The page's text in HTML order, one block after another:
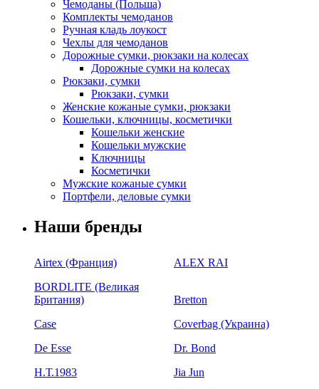
Чемоданы (Польша)
Комплекты чемоданов
Ручная кладь лоукост
Чехлы для чемоданов
Дорожные сумки, рюкзаки на колесах
Дорожные сумки на колесах
Рюкзаки, сумки
Рюкзаки, сумки
Женские кожаные сумки, рюкзаки
Кошельки, ключницы, косметички
Кошельки женские
Кошельки мужские
Ключницы
Косметички
Мужские кожаные сумки
Портфели, деловые сумки
Наши бренды
Airtex (Франция)
ALEX RAI
BORDLITE (Великая
Британия)
Bretton
Case
Coverbag (Украина)
De Esse
Dr. Bond
H.Т.1983
Jia Jun